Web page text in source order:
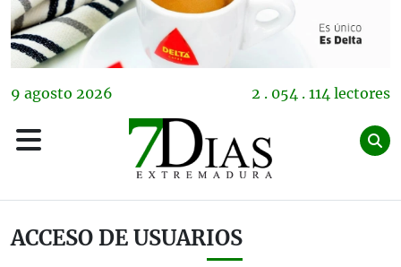
9 agosto 2026 2 . 054 . 114 lectores
ACCESO DE USUARIOS